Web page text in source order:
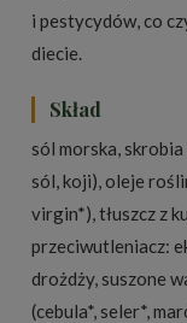
i pestycydów, co
diecie.
Skład
sól morska,
sól, koji), oleje
virgin*), tłuszcz z
przeciwutleniacz:
drożdży, suszone
(cebula*, seler*,